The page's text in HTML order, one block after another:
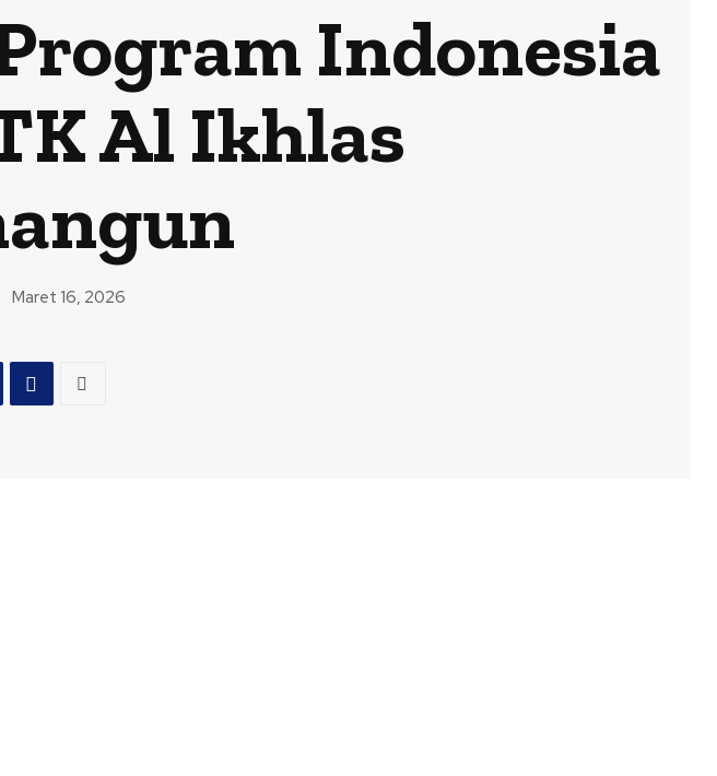
Indonesia
Al Ikhlas
Maret 16, 2026